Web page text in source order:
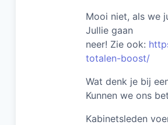
Mooi niet, als we
Jullie gaan
neer! Zie ook:
totalen-boost/
Wat denk je bij
Kunnen we ons
Kabinetsleden